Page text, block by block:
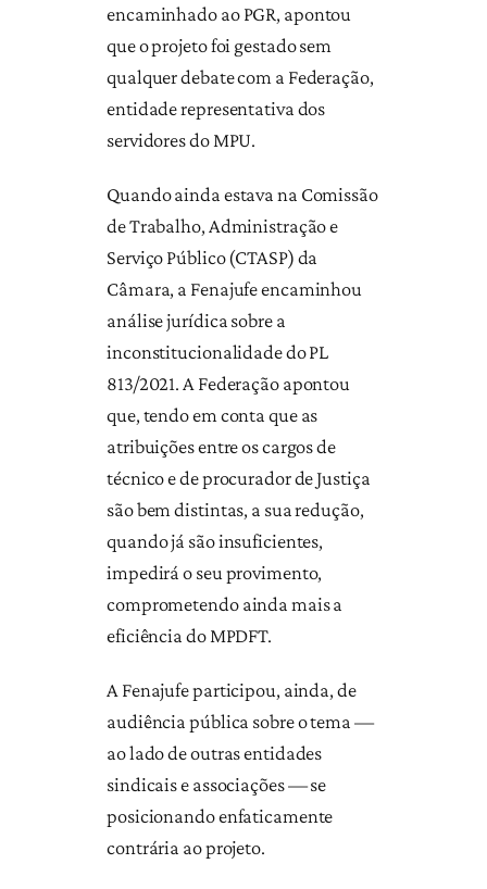
encaminhado ao PGR, apontou
que o projeto foi gestado sem
qualquer debate com a Federação,
entidade representativa dos
servidores do MPU.
Quando ainda estava na Comissão
de Trabalho, Administração e
Serviço Público (CTASP) da
Câmara, a Fenajufe encaminhou
análise jurídica sobre a
inconstitucionalidade do PL
813/2021. A Federação apontou
que, tendo em conta que as
atribuições entre os cargos de
técnico e de procurador de Justiça
são bem distintas, a sua redução,
quando já são insuficientes,
impedirá o seu provimento,
comprometendo ainda mais a
eficiência do MPDFT.
A Fenajufe participou, ainda, de
audiência pública sobre o tema —
ao lado de outras entidades
sindicais e associações — se
posicionando enfaticamente
contrária ao projeto.